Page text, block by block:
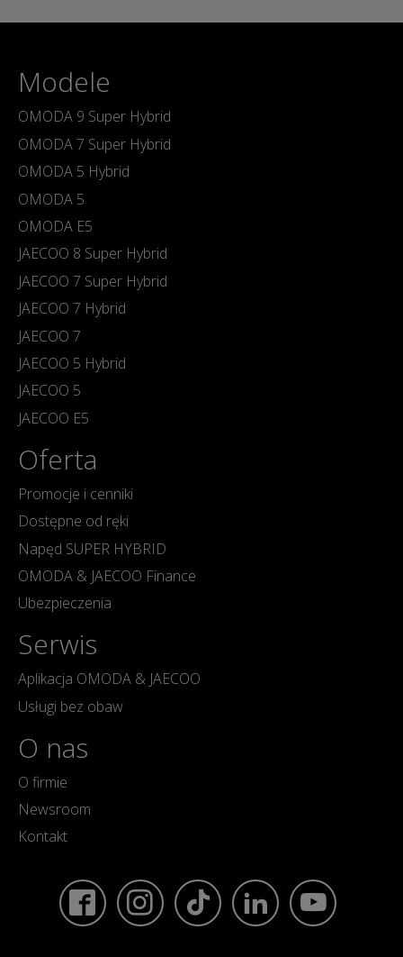
Modele
OMODA 9 Super Hybrid
OMODA 7 Super Hybrid
OMODA 5 Hybrid
OMODA 5
OMODA E5
JAECOO 8 Super Hybrid
JAECOO 7 Super Hybrid
JAECOO 7 Hybrid
JAECOO 7
JAECOO 5 Hybrid
JAECOO 5
JAECOO E5
Oferta
Promocje i cenniki
Dostępne od ręki
Napęd SUPER HYBRID
OMODA & JAECOO Finance
Ubezpieczenia
Serwis
Aplikacja OMODA & JAECOO
Usługi bez obaw
O nas
O firmie
Newsroom
Kontakt